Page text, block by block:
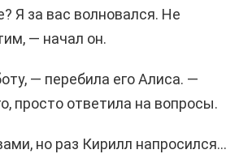
Я за вас волновался. Не
— начал он.
— перебила его Алиса. —
просто ответила на вопросы.
но раз Кирилл напросился…